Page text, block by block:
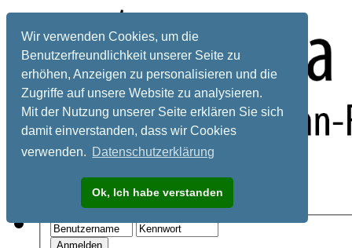
Wir verwenden Cookies, um die
Benutzerfreundlichkeit unserer Seite zu
erhöhen, Anzeigen zu personalisieren und die
Zugriffe auf unsere Website zu analysieren.
Mit der Nutzung unserer Seite erklären Sie sich
damit einverstanden, dass wir Cookies
verwenden. Datenschutzerklärung
Ok, Ich habe verstanden
Registrieren